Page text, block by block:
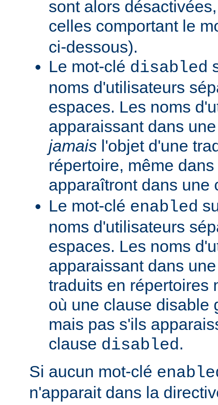
sont alors
celles comportant le
ci-dessous).
Le mot-clé disabled
noms d'utilisateurs
espaces. Les noms
apparaissant dans
jamais l'objet d'une
répertoire, même
apparaîtront dans une
Le mot-clé enabled
noms d'utilisateurs
espaces. Les noms
apparaissant dans
traduits en répertoires
où une clause disable
mais pas s'ils
clause disabled.
Si aucun mot-clé
n'apparait dans la